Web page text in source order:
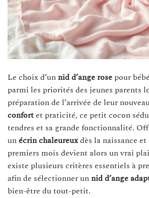
Le choix d’unnid d’ange rose pour
parmi les priorités des jeunes parents
préparation de l’arrivée de leur
confortet praticité, ce petit cocon
tendres et sa grande fonctionnalité.
unécrin chaleureuxdès la naissance et
premiers mois devient alors un vrai
existe plusieurs critères essentiels à
afin de sélectionner unnid d’ange
bien-être du tout-petit.